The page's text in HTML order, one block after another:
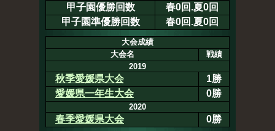
甲子園優勝回数
春0回.夏0回
甲子園準優勝回数
春0回.夏0回
大会成績
大会名
戦績
2019
秋季愛媛県大会
1勝
愛媛県一年生大会
0勝
2020
春季愛媛県大会 0勝